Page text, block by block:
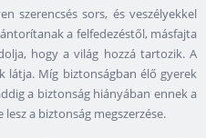
szerencsés sors, és veszélyekkel
a felfedezéstől, másfajta
hogy a világ hozzá tartozik. A
látja. Míg biztonságban élő gyerek
a biztonság hiányában ennek a
a biztonság megszerzése.